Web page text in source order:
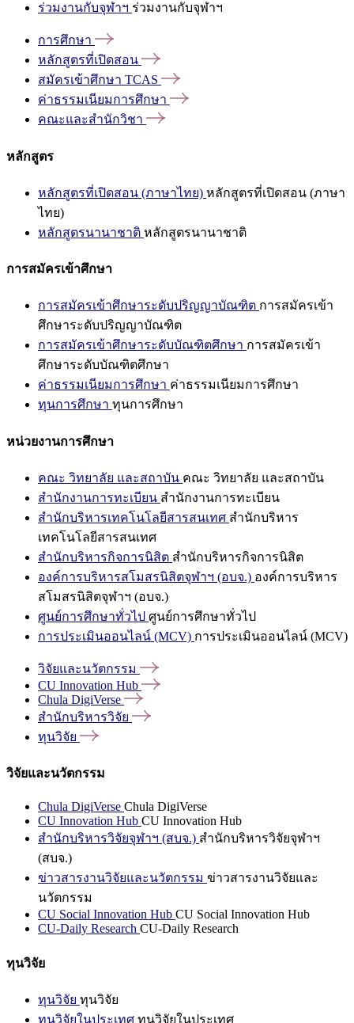
ร่วมงานกับจุฬาฯ ร่วมงานกับจุฬาฯ
การศึกษา
หลักสูตรที่เปิดสอน
สมัครเข้าศึกษา TCAS
ค่าธรรมเนียมการศึกษา
คณะและสำนักวิชา
หลักสูตร
หลักสูตรที่เปิดสอน (ภาษาไทย) หลักสูตรที่เปิดสอน (ภาษา
ไทย)
หลักสูตรนานาชาติ หลักสูตรนานาชาติ
การสมัครเข้าศึกษา
การสมัครเข้าศึกษาระดับปริญญาบัณฑิต การสมัครเข้า
ศึกษาระดับปริญญาบัณฑิต
การสมัครเข้าศึกษาระดับบัณฑิตศึกษา การสมัครเข้า
ศึกษาระดับบัณฑิตศึกษา
ค่าธรรมเนียมการศึกษา ค่าธรรมเนียมการศึกษา
ทุนการศึกษา ทุนการศึกษา
หน่วยงานการศึกษา
คณะ วิทยาลัย และสถาบัน คณะ วิทยาลัย และสถาบัน
สำนักงานการทะเบียน สำนักงานการทะเบียน
สำนักบริหารเทคโนโลยีสารสนเทศ สำนักบริหาร
เทคโนโลยีสารสนเทศ
สำนักบริหารกิจการนิสิต สำนักบริหารกิจการนิสิต
องค์การบริหารสโมสรนิสิตจุฬาฯ (อบจ.) องค์การบริหาร
สโมสรนิสิตจุฬาฯ (อบจ.)
ศูนย์การศึกษาทั่วไป ศูนย์การศึกษาทั่วไป
การประเมินออนไลน์ (MCV) การประเมินออนไลน์ (MCV)
วิจัยและนวัตกรรม
CU Innovation Hub
Chula DigiVerse
สำนักบริหารวิจัย
ทุนวิจัย
วิจัยและนวัตกรรม
Chula DigiVerse Chula DigiVerse
CU Innovation Hub CU Innovation Hub
สำนักบริหารวิจัยจุฬาฯ (สบจ.) สำนักบริหารวิจัยจุฬาฯ
(สบจ.)
ข่าวสารงานวิจัยและนวัตกรรม ข่าวสารงานวิจัยและ
นวัตกรรม
CU Social Innovation Hub CU Social Innovation Hub
CU-Daily Research CU-Daily Research
ทุนวิจัย
ทุนวิจัย ทุนวิจัย
ทุนวิจัยในประเทศ ทุนวิจัยในประเทศ